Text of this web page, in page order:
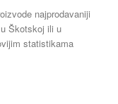
najprodavaniji
Škotskoj ili u
statistikama